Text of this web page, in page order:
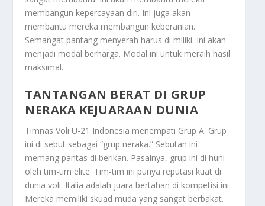
membangun kepercayaan diri. Ini juga akan
membantu mereka membangun keberanian.
Semangat pantang menyerah harus di miliki. Ini akan
menjadi modal berharga. Modal ini untuk meraih hasil
maksimal.
TANTANGAN BERAT DI GRUP
NERAKA KEJUARAAN DUNIA
Timnas Voli U-21 Indonesia menempati Grup A. Grup
ini di sebut sebagai “grup neraka.” Sebutan ini
memang pantas di berikan. Pasalnya, grup ini di huni
oleh tim-tim elite. Tim-tim ini punya reputasi kuat di
dunia voli. Italia adalah juara bertahan di kompetisi ini.
Mereka memiliki skuad muda yang sangat berbakat.